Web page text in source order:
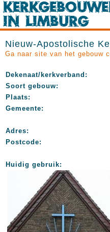
Nieuw-Apostolische
Ga naar site van het gebouw
Dekenaat/kerkverband:
Soort gebouw:
Plaats:
Gemeente:
Adres:
Postcode:
Huidig gebruik: